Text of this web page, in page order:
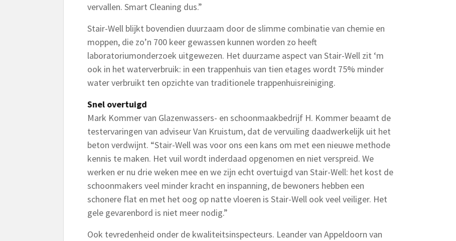
vervallen. Smart Cleaning dus.”
Stair-Well blijkt bovendien duurzaam door de slimme combinatie van chemie en
moppen, die zo’n 700 keer gewassen kunnen worden zo heeft
laboratoriumonderzoek uitgewezen. Het duurzame aspect van Stair-Well zit ‘m
ook in het waterverbruik: in een trappenhuis van tien etages wordt 75% minder
water verbruikt ten opzichte van traditionele trappenhuisreiniging.
Snel overtuigd
Mark Kommer van Glazenwassers- en schoonmaakbedrijf H. Kommer beaamt de
testervaringen van adviseur Van Kruistum, dat de vervuiling daadwerkelijk uit het
beton verdwijnt. “Stair-Well was voor ons een kans om met een nieuwe methode
kennis te maken. Het vuil wordt inderdaad opgenomen en niet verspreid. We
werken er nu drie weken mee en we zijn echt overtuigd van Stair-Well: het kost de
schoonmakers veel minder kracht en inspanning, de bewoners hebben een
schonere flat en met het oog op natte vloeren is Stair-Well ook veel veiliger. Het
gele gevarenbord is niet meer nodig.”
Ook tevredenheid onder de kwaliteitsinspecteurs. Leander van Appeldoorn van